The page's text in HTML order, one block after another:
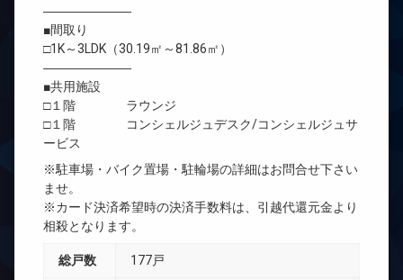
―――――――
■間取り
□1K～3LDK（30.19㎡～81.86㎡）
―――――――
■共用施設
□１階 ラウンジ
□１階 コンシェルジュデスク/コンシェルジュサ
ービス
※駐車場・バイク置場・駐輪場の詳細はお問合せ下さい
ませ。
※カード決済希望時の決済手数料は、引越代還元金より
相殺となります。
総戸数 177戸